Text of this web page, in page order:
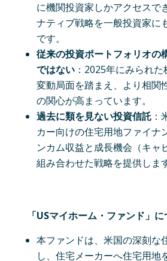
に機関投資家しかアクセスで
ナティブ戦略を一般投資家に
です。
従来の投資ポートフォリオの
ではない：2025年にみられ
変動局面を踏まえ、より相関
の関心が高まっています。
過去に類を見ない投資信託：
カー向けの住宅用地ファイナ
ンカム収益と成長機会（キャ
組み合わせた戦略を提供します
「USマイホーム・ファンド」
本ファンドは、米国の深刻な
し、住宅メーカーへ住宅用地